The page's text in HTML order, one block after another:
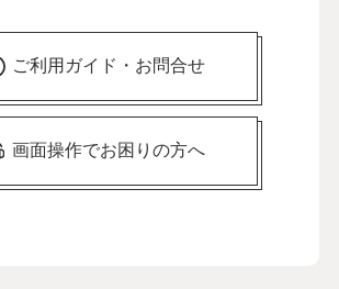
ご利用ガイド・お問合せ
画面操作でお困りの方へ